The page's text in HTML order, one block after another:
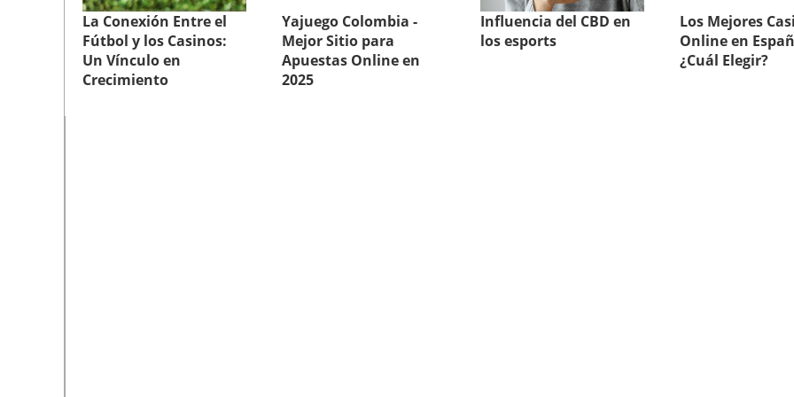
La Conexión Entre el
Fútbol y los Casinos:
Un Vínculo en
Crecimiento
Yajuego Colombia -
Mejor Sitio para
Apuestas Online en
2025
Influencia del CBD en
los esports
Los Mejores
Online en
¿Cuál Elegir?